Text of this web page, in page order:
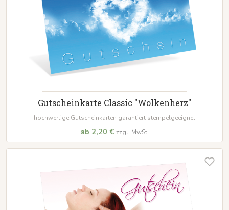
Gutscheinkarte Classic "Wolkenherz"
hochwertige Gutscheinkarten garantiert stempelgeeignet
ab 2,20 € zzgl. MwSt.